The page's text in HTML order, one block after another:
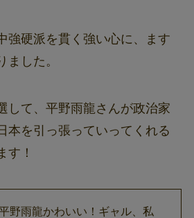
強硬派を貫く強い心に、ます
ました。
して、平野雨龍さんが政治家
本を引っ張っていってくれる
す！
野雨龍かわいい！ギャル、私